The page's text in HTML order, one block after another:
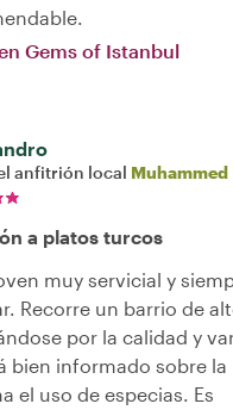
Gems of Istanbul
anfitrión local Muhammed
a platos turcos
muy servicial y
Recorre un barrio de
por la calidad y
bien informado sobre
el uso de especias. Es